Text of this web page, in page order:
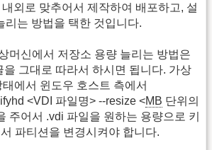
내외로 맞추어서 제작하여 배포하고, 설
리는 방법을 택한 것입니다.
머신에서 저장소 용량 늘리는 방법은
을 그대로 따라서 하시면 됩니다. 가상
에서 윈도우 호스트 측에서
<VDI 파일명> --resize <MB 단위의
주어서 .vdi 파일을 원하는 용량으로 키
파티션을 변경시켜야 합니다.